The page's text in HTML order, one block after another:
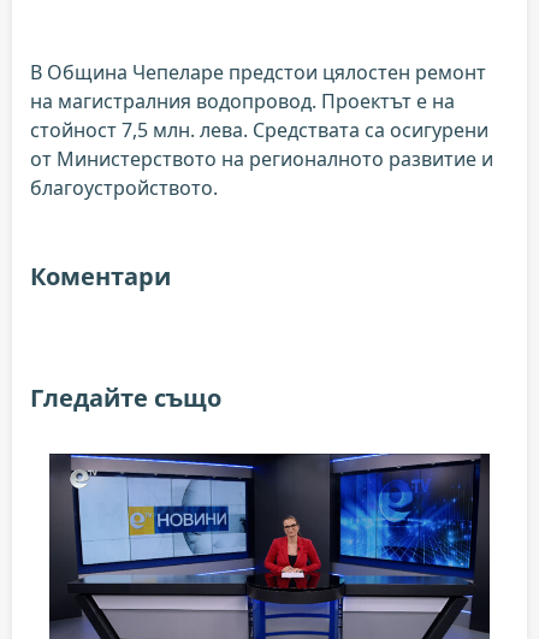
В Община Чепеларе предстои цялостен ремонт
на магистралния водопровод. Проектът е на
стойност 7,5 млн. лева. Средствата са осигурени
от Министерството на регионалното развитие и
благоустройството.
Коментари
Гледайте също